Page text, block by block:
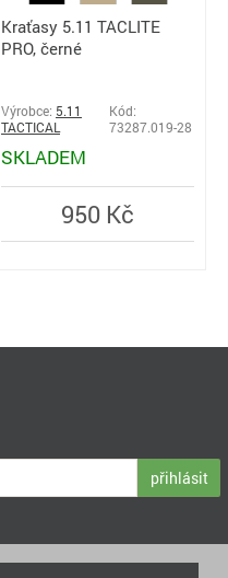
Kraťasy 5.11 TACLITE
PRO, černé
Výrobce: 5.11
TACTICAL
Kód:
73287.019-28
SKLADEM
950 Kč
přihlásit